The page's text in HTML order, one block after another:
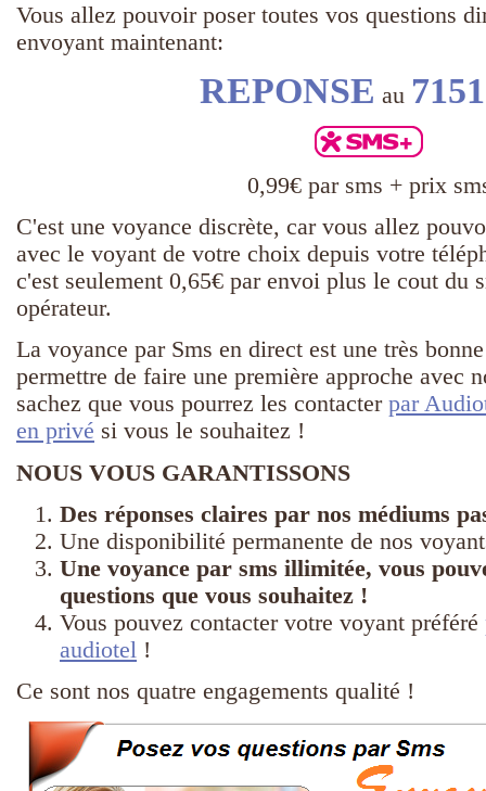
Vous allez pouvoir poser toutes vos questions
envoyant maintenant:
REPONSE au
0,99€ par sms + prix
C'est une voyance discrète, car vous allez
avec le voyant de votre choix depuis votre
c'est seulement 0,65€ par envoi plus le cout du
opérateur.
La voyance par Sms en direct est une très
permettre de faire une première approche avec
sachez que vous pourrez les contacter par
en privé si vous le souhaitez !
NOUS VOUS GARANTISSONS
Des réponses claires par nos médiums
Une disponibilité permanente de nos
Une voyance par sms illimitée, vous
questions que vous souhaitez !
Vous pouvez contacter votre voyant préféré
audiotel !
Ce sont nos quatre engagements qualité !